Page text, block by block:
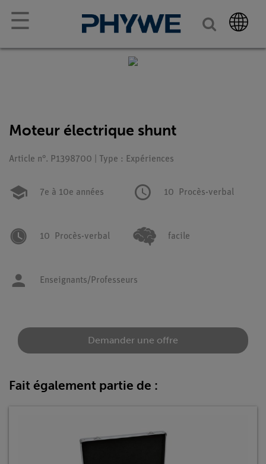
☰
Moteur électrique shunt
Article n°. P1398700 | Type : Expériences
7e à 10e années 10 Procès-verbal
10 Procès-verbal facile
Enseignants/Professeurs
Demander une offre
Fait également partie de :